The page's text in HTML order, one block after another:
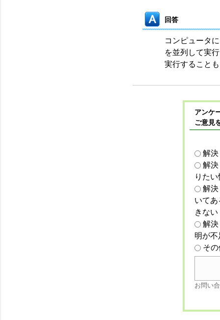
回答
コンピュータ
を並列して実
実行すること
アンケ
ご意見
解
解
りた
解
いて
きない
解
明が
そ
お問い